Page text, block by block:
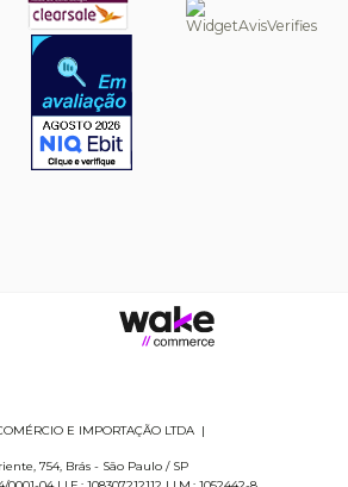
E IMPORTAÇÃO LTDA |
754, Brás - São Paulo / SP